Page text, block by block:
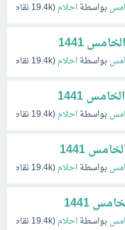
بواسطةاحلام(
19.4kنقاط)
بواسطةاحلام(
19.4kنقاط)
بواسطةاحلام(
19.4kنقاط)
بواسطةاحلام(
19.4kنقاط)
بواسطةاحلام(
19.4kنقاط)